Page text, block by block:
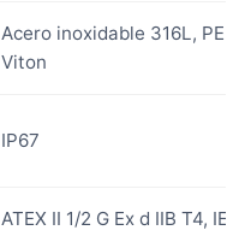
Acero inoxidable 316L,
Viton
IP67
ATEX II 1/2 G Ex d IIB T4,